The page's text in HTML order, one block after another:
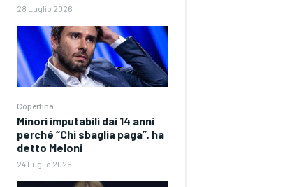
28 Luglio 2026
Copertina
Minori imputabili dai 14 anni
perché “Chi sbaglia paga”, ha
detto Meloni
24 Luglio 2026